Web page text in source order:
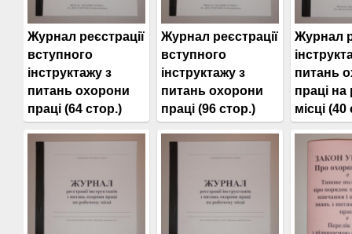
Журнал реєстрації
вступного
інструктажу з
питань охорони
праці (64 стор.)
Журнал реєстрації
вступного
інструктажу з
питань охорони
праці (96 стор.)
Журнал
питань
праці
місці (40